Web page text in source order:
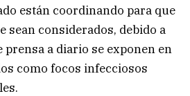
están coordinando para que
sean considerados, debido a
prensa a diario se exponen en
como focos infecciosos